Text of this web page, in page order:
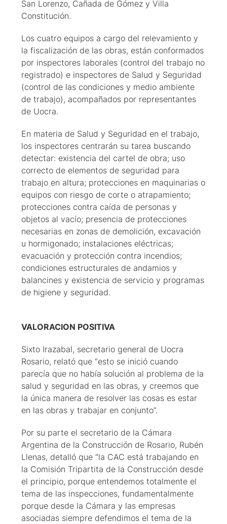
San Lorenzo, Cañada de Gómez y Villa
Constitución.
Los cuatro equipos a cargo del relevamiento y
la fiscalización de las obras, están conformados
por inspectores laborales (control del trabajo no
registrado) e inspectores de Salud y Seguridad
(control de las condiciones y medio ambiente
de trabajo), acompañados por representantes
de Uocra.
En materia de Salud y Seguridad en el trabajo,
los inspectores centrarán su tarea buscando
detectar: existencia del cartel de obra; uso
correcto de elementos de seguridad para
trabajo en altura; protecciones en maquinarias o
equipos con riesgo de corte o atrapamiento;
protecciones contra caída de personas y
objetos al vacío; presencia de protecciones
necesarias en zonas de demolición, excavación
u hormigonado; instalaciones eléctricas;
evacuación y protección contra incendios;
condiciones estructurales de andamios y
balancines y existencia de servicio y programas
de higiene y seguridad.
VALORACION POSITIVA
Sixto Irazabal, secretario general de Uocra
Rosario, relató que “esto se inició cuando
parecía que no había solución al problema de la
salud y seguridad en las obras, y creemos que
la única manera de resolver las cosas es estar
en las obras y trabajar en conjunto”.
Por su parte el secretario de la Cámara
Argentina de la Construcción de Rosario, Rubén
Llenas, detalló que “la CAC está trabajando en
la Comisión Tripartita de la Construcción desde
el principio, porque entendemos totalmente el
tema de las inspecciones, fundamentalmente
porque desde la Cámara y las empresas
asociadas siempre defendimos el tema de la